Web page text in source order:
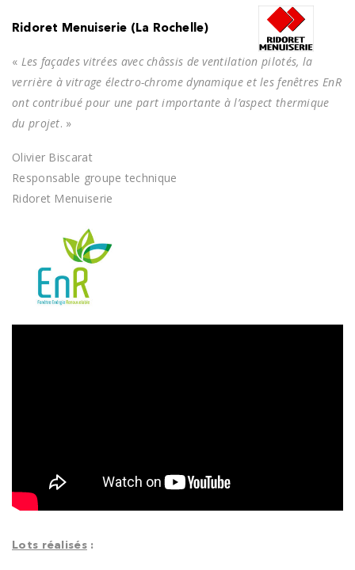
Ridoret Menuiserie (La Rochelle)
« Les façades vitrées avec châssis de ventilation pilotés, la
verrière à vitrage électro-chrome dynamique et les fenêtres EnR
ont contribué pour une part importante à l’aspect thermique
du projet. »
Olivier Biscarat
Responsable groupe technique
Ridoret Menuiserie
Lots réalisés: